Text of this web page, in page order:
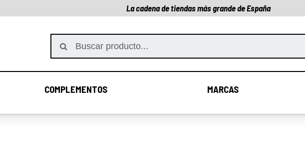
La cadena de tiendas más grande de España
COMPLEMENTOS MARCAS
COMPLEMENTOS MARCAS